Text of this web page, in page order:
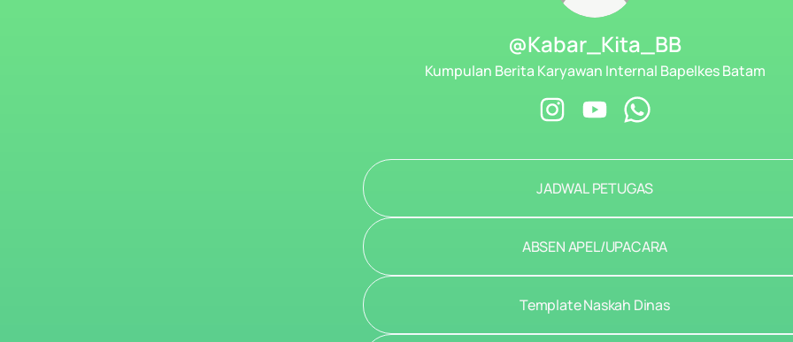
@Kabar_Kita_BB
Kumpulan Berita Karyawan Internal Bapelkes Batam
JADWAL PETUGAS
ABSEN APEL/UPACARA
Template Naskah Dinas